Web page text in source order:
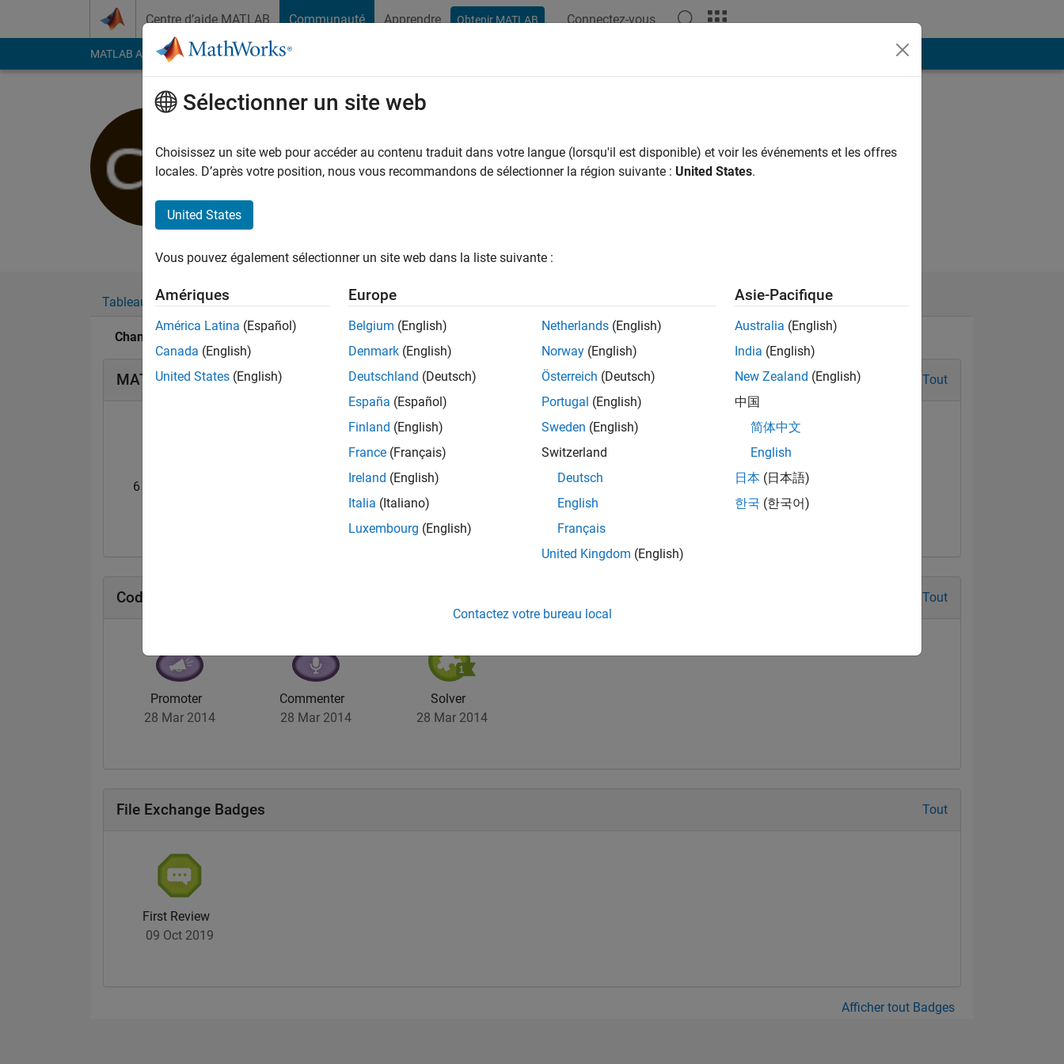
Centre d’aide MATLAB Communauté Apprendre Obtenir MATLAB Connectez-vous
MATLAB Answers File Exchange Cody
Last seen: presque 6 ans il y a| Actif depuis 2013
Followers:0Following:0
Professional Interests: HEV Technology, Model Based Development
Tableau de bord Badges Recommandations
Chandrasekhar's Badges
MATLAB Answers Badges Tout
6 Month Streak
Knowledgeable Level 4
Thankful Level 1
20 Jul 2017
Revival Level 1
20 Jul 2017
First Answer
20 Jul 2017
Cody Badges Tout
Promoter
28 Mar 2014
Commenter
28 Mar 2014
Solver
28 Mar 2014
File Exchange Badges Tout
First Review
09 Oct 2019
Afficher tout Badges
Sélectionner un site web
Choisissez un site web pour accéder au contenu traduit dans votre langue (lorsqu'il est disponible) et voir les événements et les offres
locales. D’après votre position, nous vous recommandons de sélectionner la région suivante : United States.
United States
Vous pouvez également sélectionner un site web dans la liste suivante :
Amériques
América Latina (Español)
Canada (English)
United States (English)
Europe
Belgium (English)
Denmark (English)
Deutschland (Deutsch)
España (Español)
Finland (English)
France (Français)
Ireland (English)
Italia (Italiano)
Luxembourg (English)
Netherlands (English)
Norway (English)
Österreich (Deutsch)
Portugal (English)
Sweden (English)
Switzerland
Deutsch
English
Français
United Kingdom (English)
Asie-Pacifique
Australia (English)
India (English)
New Zealand (English)
中国
简体中文
English
日本 (日本語)
한국 (한국어)
Contactez votre bureau local